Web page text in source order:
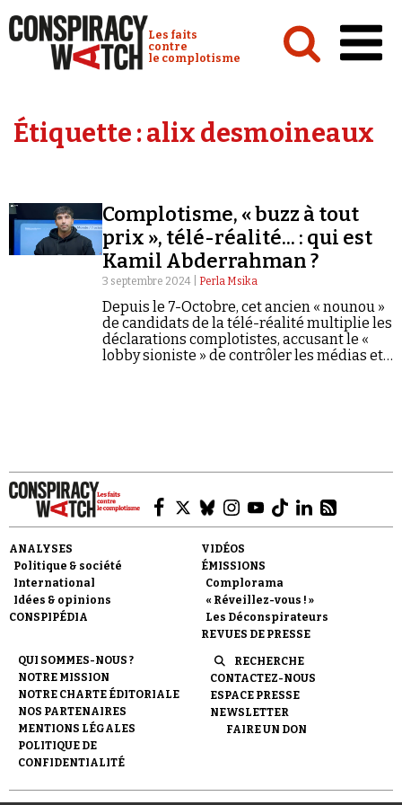
Conspiracy Watch :
Les faits
contre
le complotisme
Analyses
Vidéos
Émissions
Revues de presse
Faire un don
Demander à Vera
Étiquette :alix desmoineaux
Complotisme, « buzz à tout
prix », télé-réalité... : qui est
Kamil Abderrahman ?
3 septembre 2024 | Perla Msika
Depuis le 7-Octobre, cet ancien « nounou »
de candidats de la télé-réalité multiplie les
déclarations complotistes, accusant le «
lobby sioniste » de contrôler les médias et
ANALYSES
Politique & société
International
Idées & opinions
CONSPIPÉDIA
VIDÉOS
ÉMISSIONS
Complorama
« Réveillez-vous ! »
Les Déconspirateurs
REVUES DE PRESSE
QUI SOMMES-NOUS ?
NOTRE MISSION
NOTRE CHARTE ÉDITORIALE
NOS PARTENAIRES
MENTIONS LÉGALES
POLITIQUE DE
CONFIDENTIALITÉ
RECHERCHE
CONTACTEZ-NOUS
ESPACE PRESSE
NEWSLETTER
FAIRE UN DON